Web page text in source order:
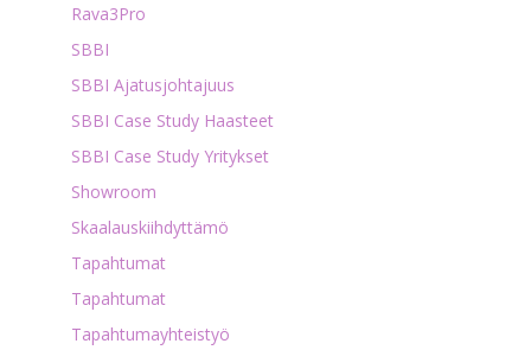
Rava3Pro
SBBI
SBBI Ajatusjohtajuus
SBBI Case Study Haasteet
SBBI Case Study Yritykset
Showroom
Skaalauskiihdyttämö
Tapahtumat
Tapahtumat
Tapahtumayhteistyö